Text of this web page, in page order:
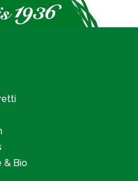
& Bio